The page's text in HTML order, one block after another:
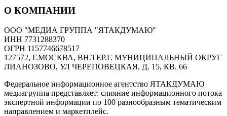
О КОМПАНИИ
ООО "МЕДИА ГРУППА "ЯТАКДУМАЮ"
ИНН 7731288370
ОГРН 1157746678517
127572, Г.МОСКВА, ВН.ТЕР.Г. МУНИЦИПАЛЬНЫЙ ОКРУГ
ЛИАНОЗОВО, УЛ ЧЕРЕПОВЕЦКАЯ, Д. 15, КВ. 66
Федеральное информационное агентство ЯТАКДУМАЮ
медиагруппа представляет: слияние информационного потока
экспертной информации по 100 разнообразным тематическим
направлением и маркетплейс.